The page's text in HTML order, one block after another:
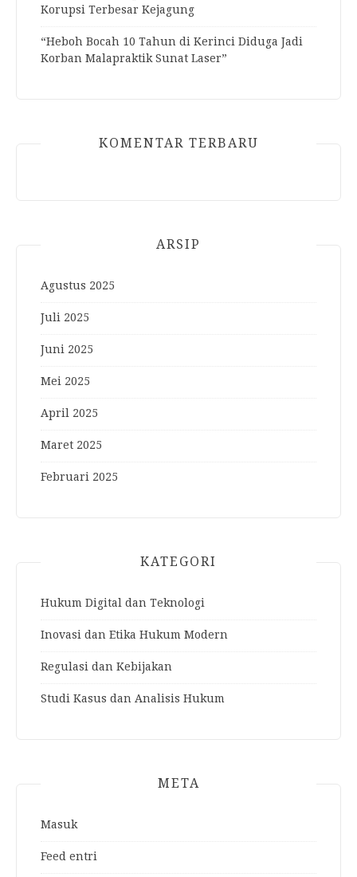
Korupsi Terbesar Kejagung
“Heboh Bocah 10 Tahun di Kerinci Diduga Jadi
Korban Malapraktik Sunat Laser”
KOMENTAR TERBARU
ARSIP
Agustus 2025
Juli 2025
Juni 2025
Mei 2025
April 2025
Maret 2025
Februari 2025
KATEGORI
Hukum Digital dan Teknologi
Inovasi dan Etika Hukum Modern
Regulasi dan Kebijakan
Studi Kasus dan Analisis Hukum
META
Masuk
Feed entri